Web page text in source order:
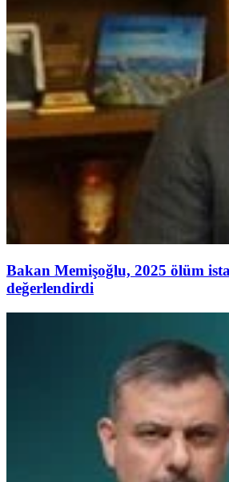
Bakan Memişoğlu, 2025 ölüm
değerlendirdi